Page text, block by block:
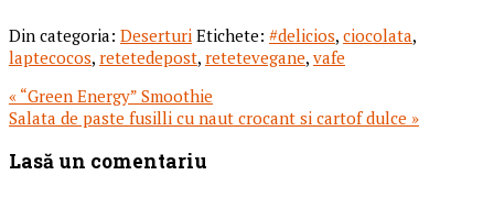
Din categoria: Deserturi Etichete: #delicios, ciocolata,
laptecocos, retetedepost, retetevegane, vafe
Articol
anterior:
« “Green Energy” Smoothie
Articolul
Salata de paste fusilli cu naut crocant si cartof dulce »
Reader
Interactions
Lasă un comentariu